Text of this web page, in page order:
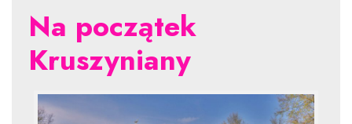
Na początek
Kruszyniany